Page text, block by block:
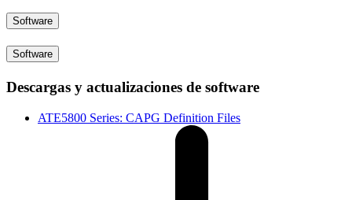
Software
Software
Descargas y actualizaciones de software
ATE5800 Series: CAPG Definition Files